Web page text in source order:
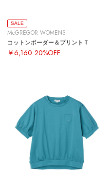
SALE
McGREGOR WOMENS
コットンボーダー＆プリントＴ
￥6,160 20%OFF